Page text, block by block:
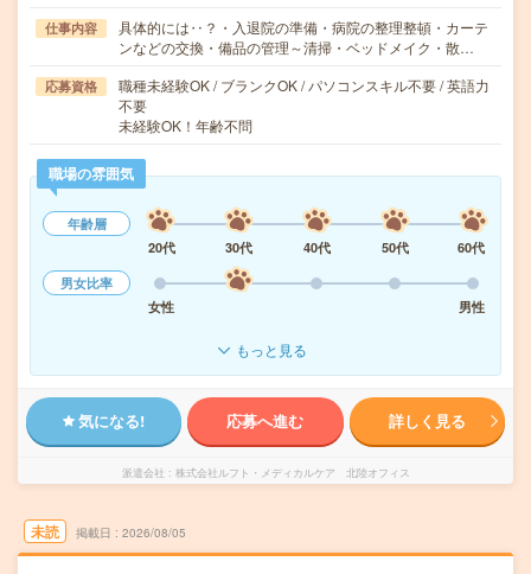
仕事内容
具体的には‥？・入退院の準備・病院の整理整頓・カーテ
ンなどの交換・備品の管理～清掃・ベッドメイク・散…
応募資格
職種未経験OK / ブランクOK / パソコンスキル不要 / 英語力
不要
未経験OK！年齢不問
職場の雰囲気
年齢層
20代
30代 40代 50代
60代
男女比率
女性
男性
もっと見る
気になる! 応募へ進む 詳しく見る
派遣会社 株式会社ルフト・メディカルケア 北陸オフィス
未読 掲載日 2026/08/05